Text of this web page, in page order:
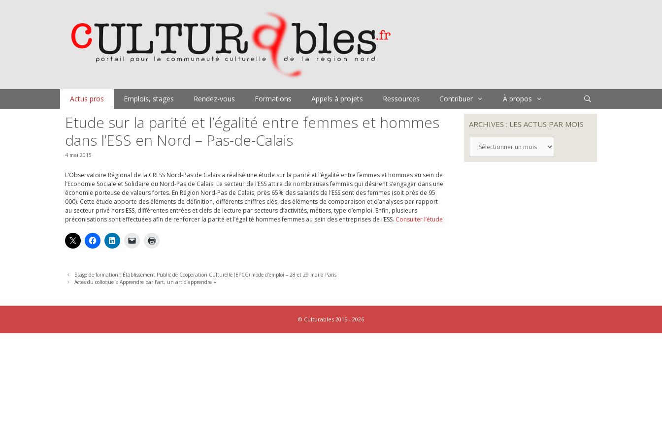
Actus pros Emplois, stages Rendez-vous Formations Appels à projets Ressources Contribuer À propos
Etude sur la parité et l’égalité entre femmes et hommes
dans l’ESS en Nord – Pas-de-Calais
4 mai 2015
L’Observatoire Régional de la CRESS Nord-Pas de Calais a réalisé une étude sur la parité et l’égalité entre femmes et hommes au sein de
l’Economie Sociale et Solidaire du Nord-Pas de Calais. Le secteur de l’ESS attire de nombreuses femmes qui désirent s’engager dans une
économie porteuse de valeurs fortes. En Région Nord-Pas de Calais, près 65% des salariés de l’ESS sont des femmes (soit près de 95
000). Cette étude apporte des éléments de définition, différents chiffres clés, des éléments de comparaison et d’analyses par rapport
au secteur privé hors ESS, différentes entrées et clefs de lecture par secteurs d’activités, métiers, type d’emploi. Enfin, plusieurs
préconisations sont effectuées afin de renforcer la parité et l’égalité hommes femmes au sein des entreprises de l’ESS. Consulter l’étude
Stage de formation : Établissement Public de Coopération Culturelle (EPCC) mode d’emploi – 28 et 29 mai à Paris
Actes du colloque « Apprendre par l’art, un art d’apprendre »
ARCHIVES : LES ACTUS PAR MOIS
LES
© Culturables 2015 - 2026